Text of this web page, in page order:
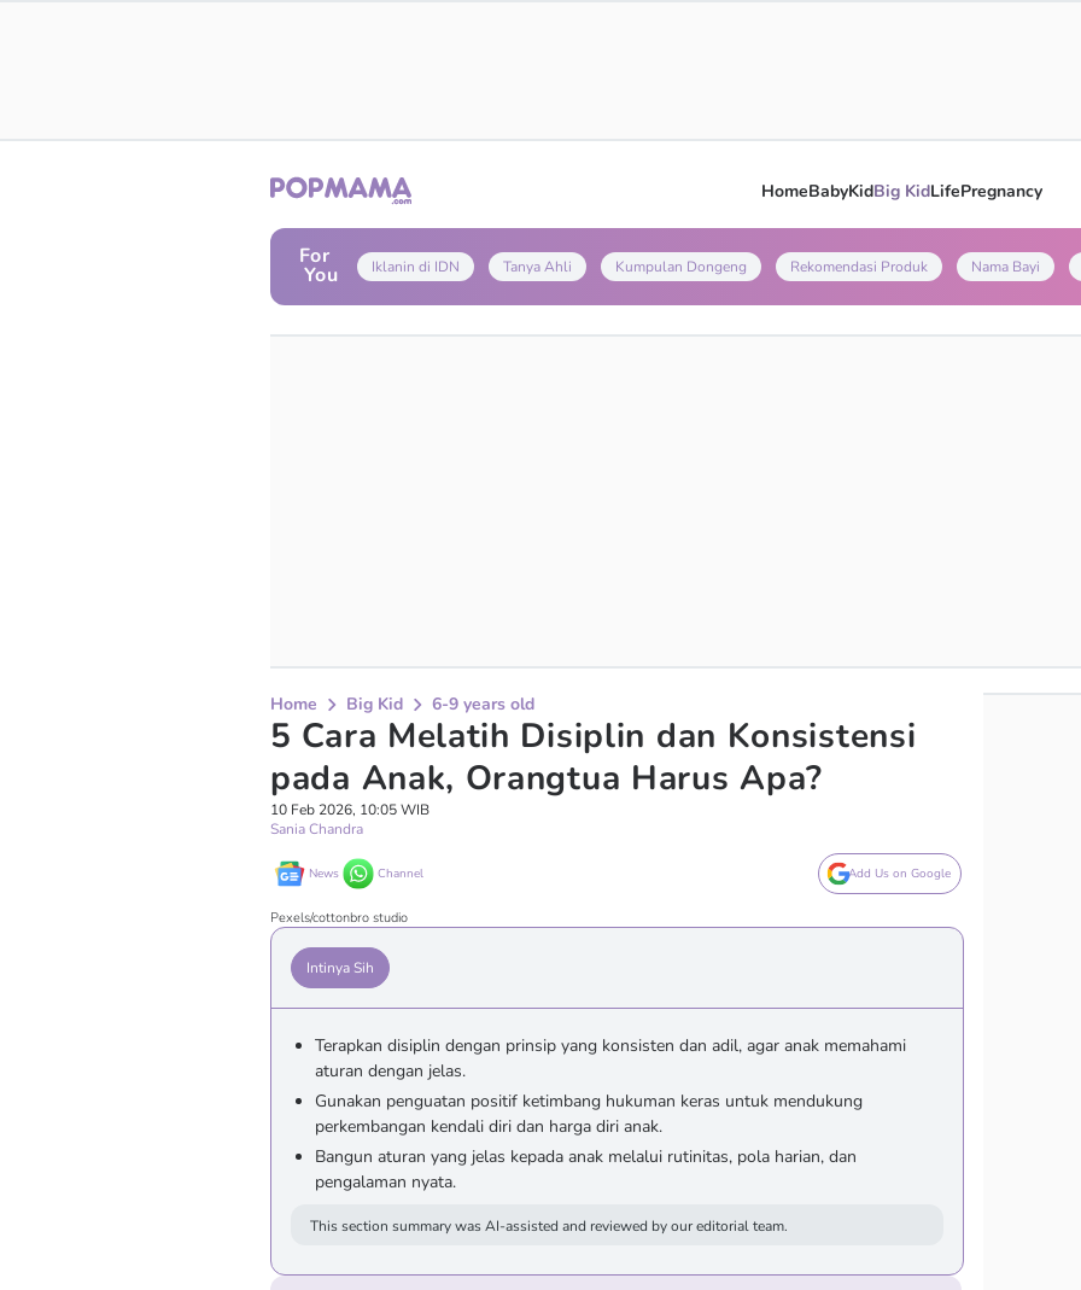
HomeBabyKidBig KidLifePregnancy
For
You Iklanin di IDN Tanya Ahli Kumpulan Dongeng Rekomendasi Produk Nama Bayi
Home Big Kid 6-9 years old
5 Cara Melatih Disiplin dan Konsistensi
pada Anak, Orangtua Harus Apa?
10 Feb 2026, 10:05 WIB
Sania Chandra
News Channel Add Us on Google
Pexels/cottonbro studio
Intinya Sih
Terapkan disiplin dengan prinsip yang konsisten dan adil, agar anak memahami
aturan dengan jelas.
Gunakan penguatan positif ketimbang hukuman keras untuk mendukung
perkembangan kendali diri dan harga diri anak.
Bangun aturan yang jelas kepada anak melalui rutinitas, pola harian, dan
pengalaman nyata.
This section summary was AI-assisted and reviewed by our editorial team.